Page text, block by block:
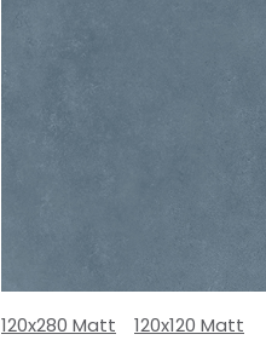
120x280 Matt
120x120 Matt